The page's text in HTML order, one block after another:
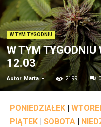
W TYM TYGODNIU
W TYM TYGODNIU
12.03
Autor Marta - 2199 0
PONIEDZIAŁEK
PIĄTEK
SOBOTA